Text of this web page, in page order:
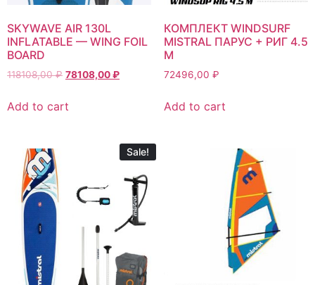
SKYWAVE AIR 130L
INFLATABLE — WING FOIL
BOARD
118108,00₽ 78108,00₽
Add to cart
КОМПЛЕКТ WINDSURF
MISTRAL ПАРУС + РИГ 4.5
М
72496,00 ₽
Add to cart
Sale!